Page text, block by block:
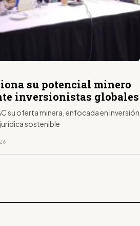
su potencial minero
inversionistas globales
su oferta minera, enfocada en inversión
sostenible